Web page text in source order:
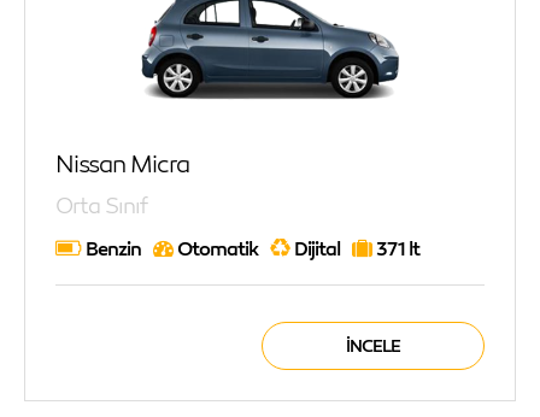
Nissan Micra
Orta Sınıf
Benzin Otomatik Dijital 371 lt
İNCELE